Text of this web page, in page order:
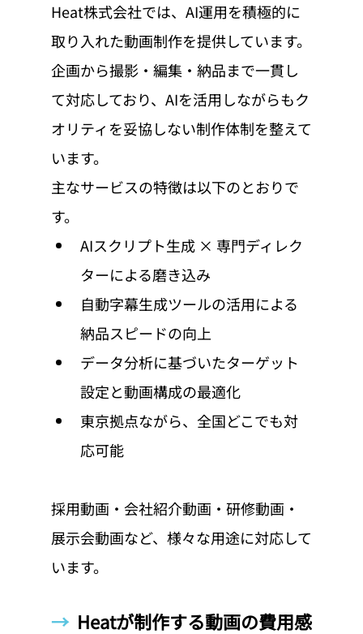
Heat株式会社では、AI運用を積極的に
取り入れた動画制作を提供しています。
企画から撮影・編集・納品まで一貫し
て対応しており、AIを活用しながらもク
オリティを妥協しない制作体制を整えて
います。
主なサービスの特徴は以下のとおりで
す。
AIスクリプト生成 × 専門ディレク
ターによる磨き込み
自動字幕生成ツールの活用による
納品スピードの向上
データ分析に基づいたターゲット
設定と動画構成の最適化
東京拠点ながら、全国どこでも対
応可能
採用動画・会社紹介動画・研修動画・
展示会動画など、様々な用途に対応して
います。
→ Heatが制作する動画の費用感